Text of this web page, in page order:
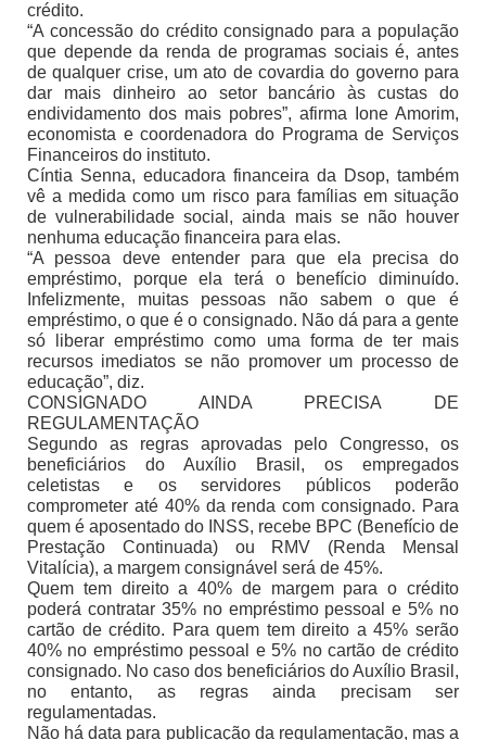
crédito.
“A concessão do crédito consignado para a população
que depende da renda de programas sociais é, antes
de qualquer crise, um ato de covardia do governo para
dar mais dinheiro ao setor bancário às custas do
endividamento dos mais pobres”, afirma Ione Amorim,
economista e coordenadora do Programa de Serviços
Financeiros do instituto.
Cíntia Senna, educadora financeira da Dsop, também
vê a medida como um risco para famílias em situação
de vulnerabilidade social, ainda mais se não houver
nenhuma educação financeira para elas.
“A pessoa deve entender para que ela precisa do
empréstimo, porque ela terá o benefício diminuído.
Infelizmente, muitas pessoas não sabem o que é
empréstimo, o que é o consignado. Não dá para a gente
só liberar empréstimo como uma forma de ter mais
recursos imediatos se não promover um processo de
educação”, diz.
CONSIGNADO AINDA PRECISA DE
REGULAMENTAÇÃO
Segundo as regras aprovadas pelo Congresso, os
beneficiários do Auxílio Brasil, os empregados
celetistas e os servidores públicos poderão
comprometer até 40% da renda com consignado. Para
quem é aposentado do INSS, recebe BPC (Benefício de
Prestação Continuada) ou RMV (Renda Mensal
Vitalícia), a margem consignável será de 45%.
Quem tem direito a 40% de margem para o crédito
poderá contratar 35% no empréstimo pessoal e 5% no
cartão de crédito. Para quem tem direito a 45% serão
40% no empréstimo pessoal e 5% no cartão de crédito
consignado. No caso dos beneficiários do Auxílio Brasil,
no entanto, as regras ainda precisam ser
regulamentadas.
Não há data para publicação da regulamentação, mas a